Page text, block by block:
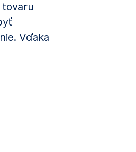
Vďaka